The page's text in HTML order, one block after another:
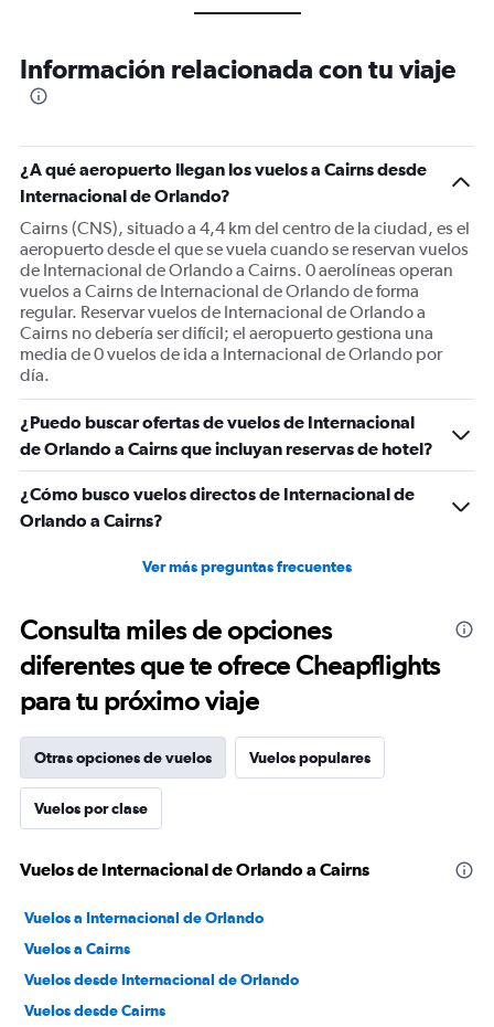
Información relacionada con tu viaje
¿A qué aeropuerto llegan los vuelos a Cairns desde
Internacional de Orlando?
Cairns (CNS), situado a 4,4 km del centro de la ciudad, es el
aeropuerto desde el que se vuela cuando se reservan vuelos
de Internacional de Orlando a Cairns. 0 aerolíneas operan
vuelos a Cairns de Internacional de Orlando de forma
regular. Reservar vuelos de Internacional de Orlando a
Cairns no debería ser difícil; el aeropuerto gestiona una
media de 0 vuelos de ida a Internacional de Orlando por
día.
¿Puedo buscar ofertas de vuelos de Internacional
de Orlando a Cairns que incluyan reservas de hotel?
¿Cómo busco vuelos directos de Internacional de
Orlando a Cairns?
Ver más preguntas frecuentes
Consulta miles de opciones
diferentes que te ofrece Cheapflights
para tu próximo viaje
Otras opciones de vuelos Vuelos populares
Vuelos por clase
Vuelos de Internacional de Orlando a Cairns
Vuelos a Internacional de Orlando
Vuelos a Cairns
Vuelos desde Internacional de Orlando
Vuelos desde Cairns